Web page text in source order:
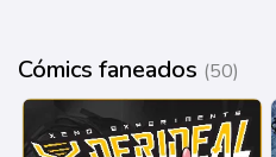
Cómics faneados (50)